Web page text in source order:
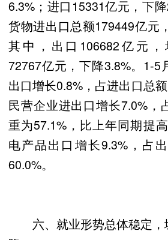
6.3%；进口15331亿元，下
货物进出口总额179449亿元
其中，出口106682亿元，
72767亿元，下降3.8%。1-5
出口增长0.8%，占进出口总额
民营企业进出口增长7.0%，
重为57.1%，比上年同期提
电产品出口增长9.3%，占
60.0%。
六、就业形势总体稳定，